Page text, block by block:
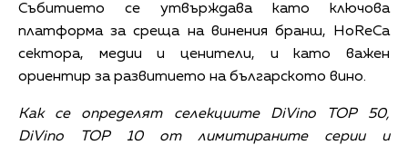
Събитието се утвърждава като ключова
платформа за среща на винения бранш, HoReCa
сектора, медии и ценители, и като важен
ориентир за развитието на българското вино.
Как се определят селекциите DiVinoTOP50,
DiVino TOP10 от лимитираните серии и